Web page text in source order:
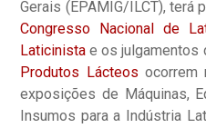
Gerais (EPAMIG/ILCT), terá
Congresso Nacional de
Laticinista e os julgamentos
Produtos Lácteos ocorrem
exposições de Máquinas,
Insumos para a Indústria